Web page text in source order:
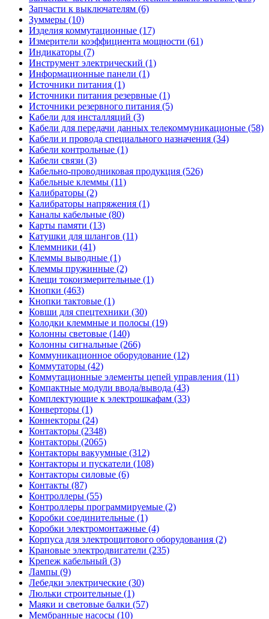
Запчасти к выключателям (6)
Зуммеры (10)
Изделия коммутационные (17)
Измерители коэффициента мощности (61)
Индикаторы (7)
Инструмент электрический (1)
Информационные панели (1)
Источники питания (1)
Источники питания резервные (1)
Источники резервного питания (5)
Кабели для инсталляций (3)
Кабели для передачи данных телекоммуникационые (58)
Кабели и провода специального назначения (34)
Кабели контрольные (1)
Кабели связи (3)
Кабельно-проводниковая продукция (526)
Кабельные клеммы (11)
Калибраторы (2)
Калибраторы напряжения (1)
Каналы кабельные (80)
Карты памяти (13)
Катушки для шлангов (11)
Клеммники (41)
Клеммы выводные (1)
Клеммы пружинные (2)
Клещи токоизмерительные (1)
Кнопки (463)
Кнопки тактовые (1)
Ковши для спецтехники (30)
Колодки клеммные и полосы (19)
Колонны световые (140)
Колонны сигнальные (266)
Коммуникационное оборудование (12)
Коммутаторы (42)
Коммутационные элементы цепей управления (11)
Компактные модули ввода/вывода (43)
Комплектующие к электрошкафам (33)
Конверторы (1)
Коннекторы (24)
Контакторы (2348)
Контакторы (2065)
Контакторы вакуумные (312)
Контакторы и пускатели (108)
Контакторы силовые (6)
Контакты (87)
Контроллеры (55)
Контроллеры программируемые (2)
Коробки соединительные (1)
Коробки электромонтажные (4)
Корпуса для электрощитового оборудования (2)
Крановые электродвигатели (235)
Крепеж кабельный (3)
Лампы (9)
Лебедки электрические (30)
Люльки строительные (1)
Маяки и световые балки (57)
Мембранные насосы (10)